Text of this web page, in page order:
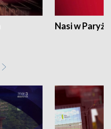
Nasi w Paryżu